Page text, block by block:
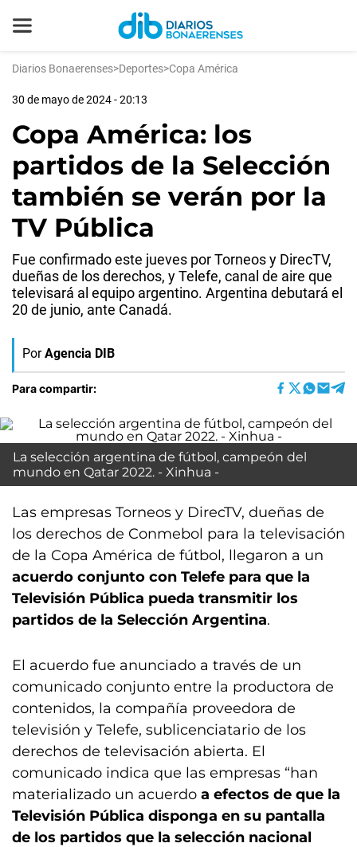
Diarios Bonaerenses>Deportes>Copa América
30 de mayo de 2024 - 20:13
Copa América: los
partidos de la Selección
también se verán por la
TV Pública
Fue confirmado este jueves por Torneos y DirecTV,
dueñas de los derechos, y Telefe, canal de aire que
televisará al equipo argentino. Argentina debutará el
20 de junio, ante Canadá.
Por Agencia DIB
Para compartir:
La selección argentina de fútbol, campeón del
mundo en Qatar 2022. - Xinhua -
Las empresas Torneos y DirecTV, dueñas de
los derechos de Conmebol para la televisación
de la Copa América de fútbol, llegaron a un
acuerdo conjunto con Telefe para que la
Televisión Pública pueda transmitir los
partidos de la Selección Argentina.
El acuerdo fue anunciado a través de un
comunicado conjunto entre la productora de
contenidos, la compañía proveedora de
televisión y Telefe, sublicenciatario de los
derechos de televisación abierta. El
comunicado indica que las empresas “han
materializado un acuerdo a efectos de que la
Televisión Pública disponga en su pantalla
de los partidos que la selección nacional